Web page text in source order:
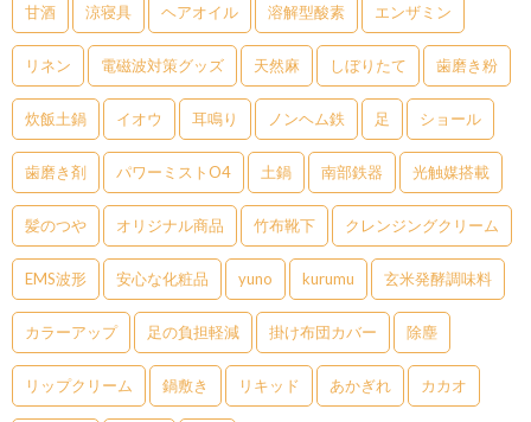
甘酒 涼寝具 ヘアオイル 溶解型酸素 エンザミン
リネン 電磁波対策グッズ 天然麻 しぼりたて 歯磨き粉
炊飯土鍋 イオウ 耳鳴り ノンヘム鉄 足 ショール
歯磨き剤 パワーミストO4 土鍋 南部鉄器 光触媒搭載
髪のつや オリジナル商品 竹布靴下 クレンジングクリーム
EMS波形 安心な化粧品 yuno kurumu 玄米発酵調味料
カラーアップ 足の負担軽減 掛け布団カバー 除塵
リップクリーム 鍋敷き リキッド あかぎれ カカオ